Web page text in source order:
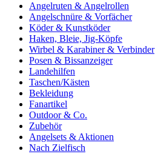
Angelruten & Angelrollen
Angelschnüre & Vorfächer
Köder & Kunstköder
Haken, Bleie, Jig-Köpfe
Wirbel & Karabiner & Verbinder
Posen & Bissanzeiger
Landehilfen
Taschen/Kästen
Bekleidung
Fanartikel
Outdoor & Co.
Zubehör
Angelsets & Aktionen
Nach Zielfisch